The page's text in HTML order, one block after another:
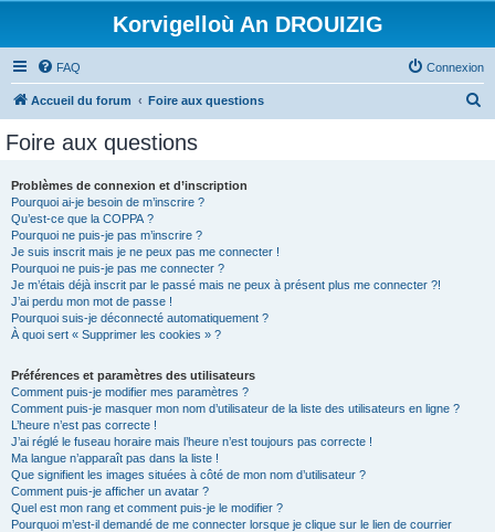
Korvigelloù An DROUIZIG
FAQ Connexion
Accueil du forum Foire aux questions
Foire aux questions
Problèmes de connexion et d’inscription
Pourquoi ai-je besoin de m’inscrire ?
Qu’est-ce que la COPPA ?
Pourquoi ne puis-je pas m’inscrire ?
Je suis inscrit mais je ne peux pas me connecter !
Pourquoi ne puis-je pas me connecter ?
Je m’étais déjà inscrit par le passé mais ne peux à présent plus me connecter ?!
J’ai perdu mon mot de passe !
Pourquoi suis-je déconnecté automatiquement ?
À quoi sert « Supprimer les cookies » ?
Préférences et paramètres des utilisateurs
Comment puis-je modifier mes paramètres ?
Comment puis-je masquer mon nom d’utilisateur de la liste des utilisateurs en ligne ?
L’heure n’est pas correcte !
J’ai réglé le fuseau horaire mais l’heure n’est toujours pas correcte !
Ma langue n’apparaît pas dans la liste !
Que signifient les images situées à côté de mon nom d’utilisateur ?
Comment puis-je afficher un avatar ?
Quel est mon rang et comment puis-je le modifier ?
Pourquoi m’est-il demandé de me connecter lorsque je clique sur le lien de courrier